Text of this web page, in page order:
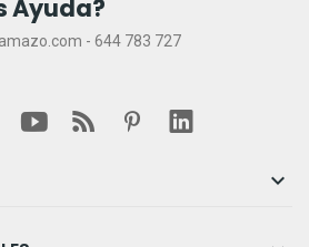
Ayuda?
- 644 783 727
